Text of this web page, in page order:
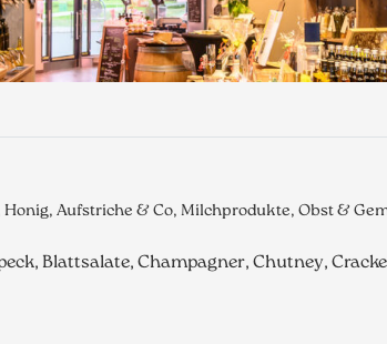
Aufstriche & Co, Milchprodukte, Obst &
Blattsalate, Champagner, Chutney,